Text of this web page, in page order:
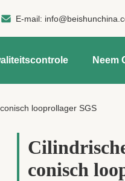
E-mail:
Neem
looprollager SGS
conisch